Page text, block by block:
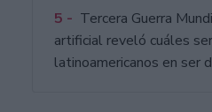
5 - Tercera Guerra
artificial reveló cuáles
latinoamericanos en ser